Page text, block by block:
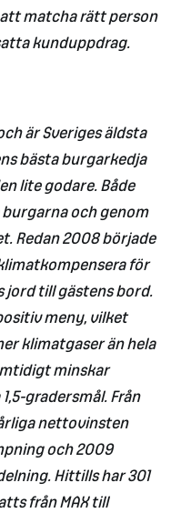
matcha rätt person
kunduppdrag.
är Sveriges äldsta
bästa burgarkedja
lite godare. Både
och genom
Redan 2008 började
för
jord till gästens bord.
meny, vilket
klimatgaser än hela
minskar
gradersmål. Från
nettovinsten
och 2009
Hittills har 301
från MAX till